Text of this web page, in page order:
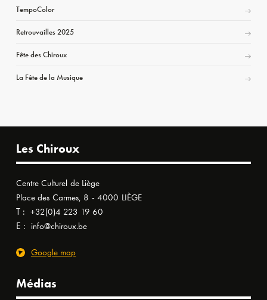
TempoColor
Retrouvailles 2025
Fête des Chiroux
La Fête de la Musique
Les Chiroux
Centre Culturel de Liège
Place des Carmes, 8 - 4000 LIÈGE
T : +32(0)4 223 19 60
E : info@chiroux.be
Google map
Médias